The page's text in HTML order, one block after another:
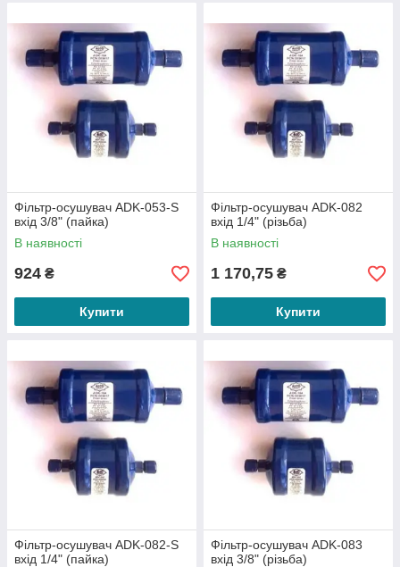
Фільтр-осушувач ADK-053-S
вхід 3/8" (пайка)
В наявності
924 ₴
Купити
Фільтр-осушувач ADK-082
вхід 1/4" (різьба)
В наявності
1 170,75 ₴
Купити
Фільтр-осушувач ADK-082-S
вхід 1/4" (пайка)
Фільтр-осушувач ADK-083
вхід 3/8" (різьба)